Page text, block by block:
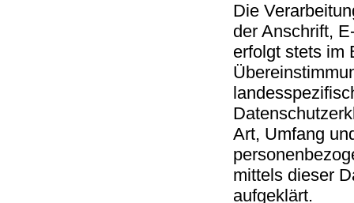
Die
der Anschrift,
erfolgt stets im
Art, Umfang
mittels dieser
aufgeklärt.